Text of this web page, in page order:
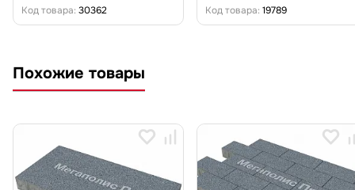
Код товара: 30362 Код товара: 19789
Похожие товары